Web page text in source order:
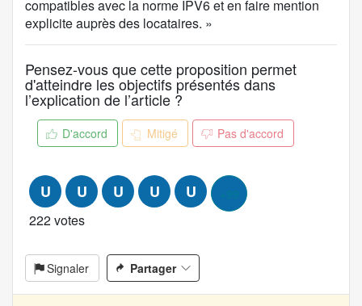
r
o
p
s
i
t
compatibles avec la norme IPV6 et en faire mention
explicite auprès des locataires. »
Pensez-vous que cette proposition permet
d'atteindre les objectifs présentés dans
l’explication de l’article ?
D'accord Mitigé Pas d'accord
U U U U U
222 votes
Signaler Partager